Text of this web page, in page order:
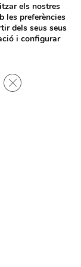
a de
els nostres
les preferències
dels seus seus
i configurar
Tanca el bàner de